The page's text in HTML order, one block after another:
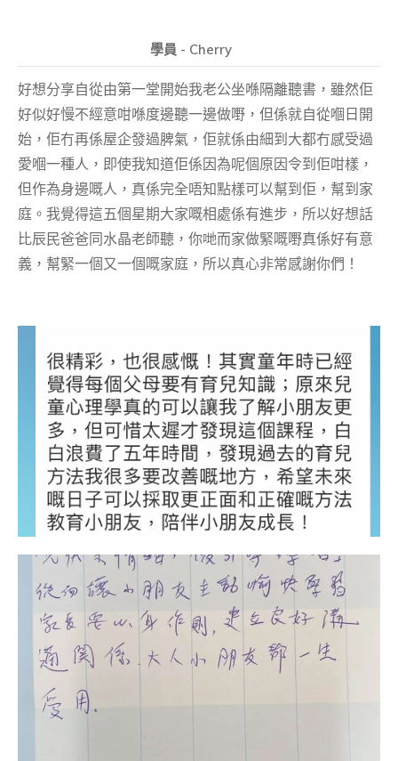
學員 - Cherry
好想分享自從由第一堂開始我老公坐喺隔離聽書，雖然佢
好似好慢不經意咁喺度邊聽一邊做嘢，但係就自從嗰日開
始，佢冇再係屋企發過脾氣，佢就係由細到大都冇感受過
愛嗰一種人，即使我知道佢係因為呢個原因令到佢咁樣，
但作為身邊嘅人，真係完全唔知點樣可以幫到佢，幫到家
庭。我覺得這五個星期大家嘅相處係有進步，所以好想話
比辰民爸爸同水晶老師聽，你哋而家做緊嘅嘢真係好有意
義，幫緊一個又一個嘅家庭，所以真心非常感謝你們！